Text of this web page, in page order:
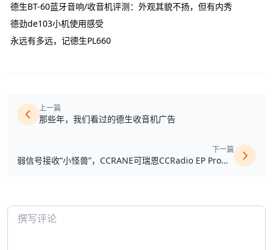
德生BT-60蓝牙音响/收音机评测：外观其貌不扬，但有内秀
德劲de103小机使用感受
永远有多远，记德生PL660
上一篇
那些年，我们看过的德生收音机广告
下一篇
弱信号接收“小怪兽”，CCRANE可瑞恩CCRadio EP Pro收